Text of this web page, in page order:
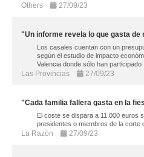
Others 27/09/23
"Un informe revela lo que gasta de
Los casales cuentan con un
según el estudio de impacto
Valencia donde sólo han participado
Las Provincias 27/09/23
"Cada familia fallera gasta en la
El coste se dispara a 11.000 euros
presidentes o miembros de la corte
La Razón 27/09/23